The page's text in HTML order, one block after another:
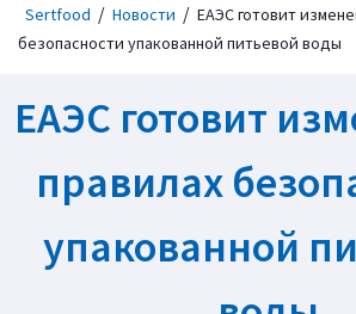
Sertfood / Новости / ЕАЭС готовит
безопасности упакованной питьевой воды
ЕАЭС готовит
правилах
упакованной